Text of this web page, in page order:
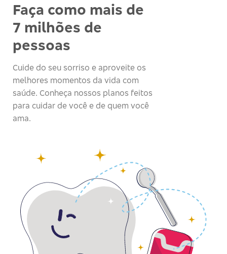
Faça como mais de
7 milhões de
pessoas
Cuide do seu sorriso e aproveite os
melhores momentos da vida com
saúde. Conheça nossos planos feitos
para cuidar de você e de quem você
ama.